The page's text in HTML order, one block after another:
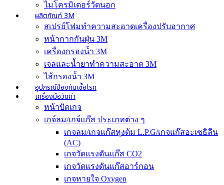
ไมโครมิเตอร์วัดนอก
ผลิตภัณฑ์ 3M
สเปรย์โฟมทำความสะอาดเครื่องปรับอากาศ
หน้ากากกันฝุ่น 3M
เครื่องกรองน้ำ 3M
เจลและน้ำยาทำความสะอาด 3M
ไส้กรองน้ำ 3M
อุปกรณ์ป้องกันเชื้อโรค
เครื่องมือวัดค่า
หน้าปัดเกจ
เกจ์ลม/เกจ์แก๊ส ประเภทต่าง ๆ
เกจลม/เกจแก๊สหุงต้ม L.P.G/เกจแก๊สอะเซธิลีน
(AC)
เกจวัดแรงดันแก๊ส CO2
เกจวัดแรงดันแก๊สอาร์กอน
เกจหายใจ Oxygen